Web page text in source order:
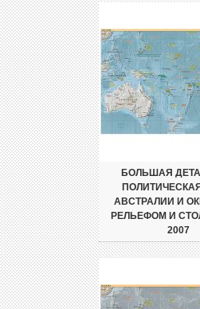
БОЛЬШАЯ
АВСТРАЛИИ И
РЕЛЬЕФОМ И
2007